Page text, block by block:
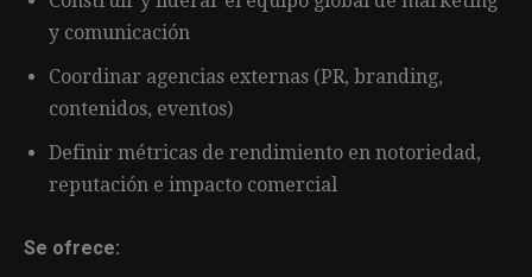
y comunicación
Coordinar agencias externas (PR, branding,
contenidos, eventos)
Definir métricas de rendimiento en notoriedad,
reputación e impacto comercial
Se ofrece: